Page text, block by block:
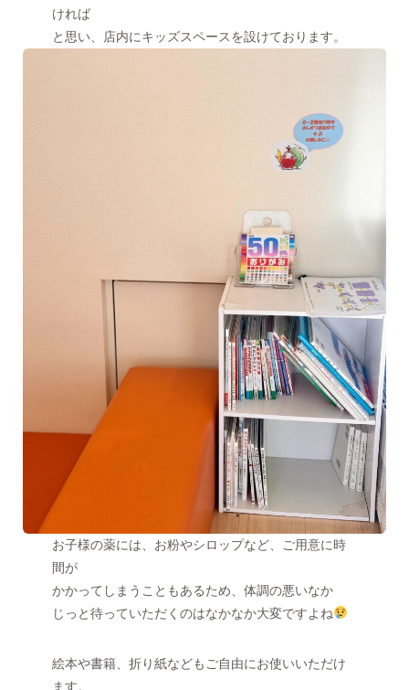
ければ
と思い、店内にキッズスペースを設けております。
お子様の薬には、お粉やシロップなど、ご用意に時
間が
かかってしまうこともあるため、体調の悪いなか
じっと待っていただくのはなかなか大変ですよね
絵本や書籍、折り紙などもご自由にお使いいただけ
ます。